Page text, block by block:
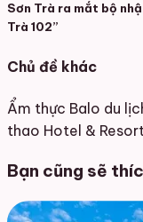
Sơn Trà ra mắt bộ
Trà 102”
Chủ đề khác
Ẩm thực Balo du
thao Hotel &
Bạn cũng sẽ